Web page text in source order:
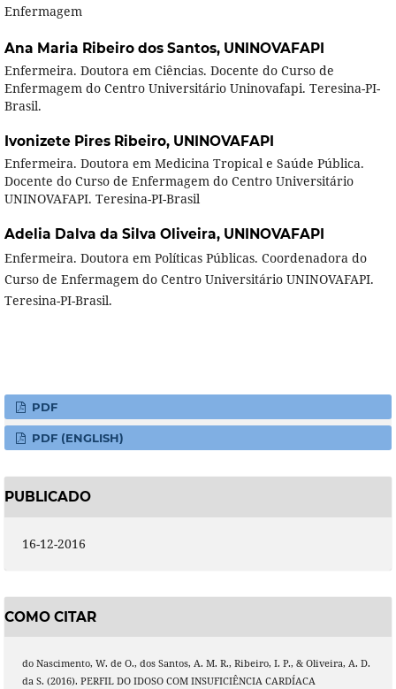
Enfermagem
Ana Maria Ribeiro dos Santos, UNINOVAFAPI
Enfermeira. Doutora em Ciências. Docente do Curso de
Enfermagem do Centro Universitário Uninovafapi. Teresina-PI-
Brasil.
Ivonizete Pires Ribeiro, UNINOVAFAPI
Enfermeira. Doutora em Medicina Tropical e Saúde Pública.
Docente do Curso de Enfermagem do Centro Universitário
UNINOVAFAPI. Teresina-PI-Brasil
Adelia Dalva da Silva Oliveira, UNINOVAFAPI
Enfermeira. Doutora em Políticas Públicas. Coordenadora do
Curso de Enfermagem do Centro Universitário UNINOVAFAPI.
Teresina-PI-Brasil.
PDF
PDF (ENGLISH)
PUBLICADO
16-12-2016
COMO CITAR
do Nascimento, W. de O., dos Santos, A. M. R., Ribeiro, I. P., & Oliveira, A. D.
da S. (2016). PERFIL DO IDOSO COM INSUFICIÊNCIA CARDÍACA